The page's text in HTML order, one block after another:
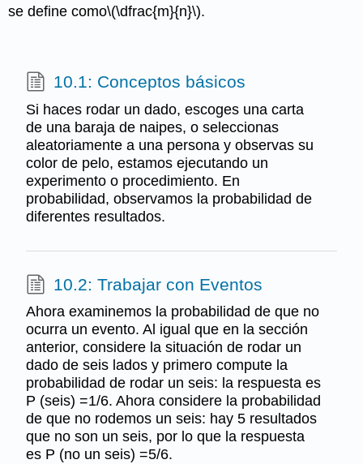
se define como\(\dfrac{m}{n}\).
10.1: Conceptos básicos
Si haces rodar un dado, escoges una carta
de una baraja de naipes, o seleccionas
aleatoriamente a una persona y observas su
color de pelo, estamos ejecutando un
experimento o procedimiento. En
probabilidad, observamos la probabilidad de
diferentes resultados.
10.2: Trabajar con Eventos
Ahora examinemos la probabilidad de que no
ocurra un evento. Al igual que en la sección
anterior, considere la situación de rodar un
dado de seis lados y primero compute la
probabilidad de rodar un seis: la respuesta es
P (seis) =1/6. Ahora considere la probabilidad
de que no rodemos un seis: hay 5 resultados
que no son un seis, por lo que la respuesta
es P (no un seis) =5/6.